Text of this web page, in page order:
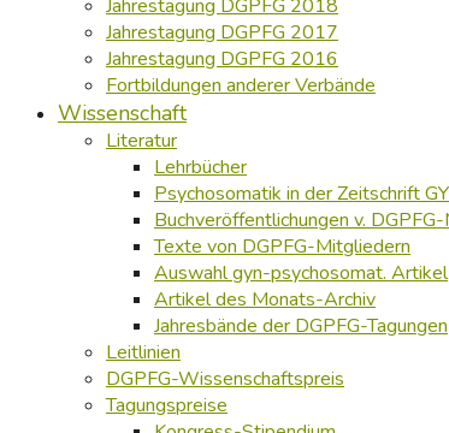
Jahrestagung DGPFG 2018
Jahrestagung DGPFG 2017
Jahrestagung DGPFG 2016
Fortbildungen anderer Verbände
Wissenschaft
Literatur
Lehrbücher
Psychosomatik in der Zeitschrift
Buchveröffentlichungen v.
Texte von DGPFG-Mitgliedern
Auswahl gyn-psychosomat. Artikel
Artikel des Monats-Archiv
Jahresbände der DGPFG-Tagungen
Leitlinien
DGPFG-Wissenschaftspreis
Tagungspreise